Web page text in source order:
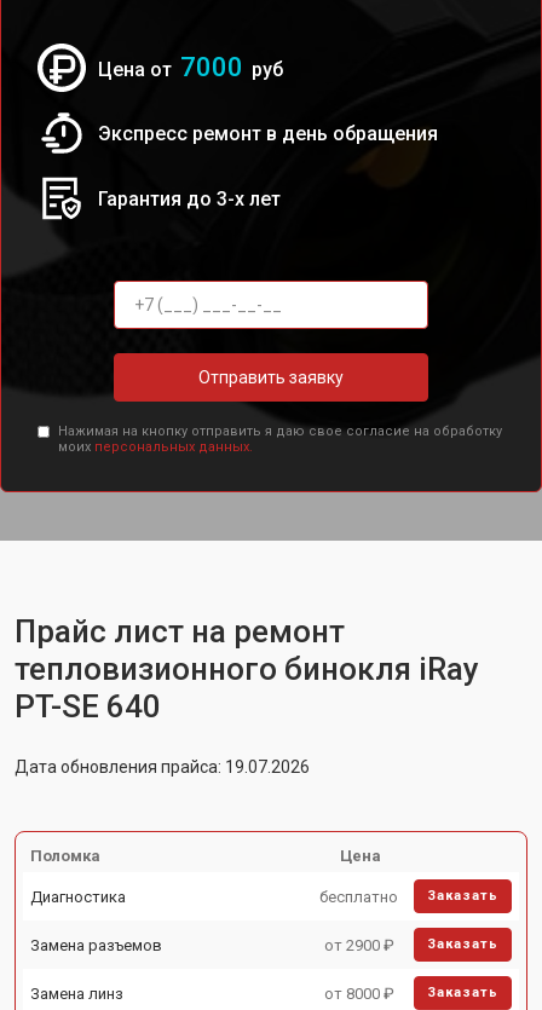
Цена от 7000 руб
Экспресс ремонт в день обращения
Гарантия до 3-х лет
Отправить заявку
Нажимая на кнопку отправить я даю свое согласие на обработку
моих персональных данных.
Прайс лист на ремонт
тепловизионного бинокля iRay
PT-SE 640
Дата обновления прайса: 19.07.2026
Поломка Цена
Диагностика бесплатно Заказать
Замена разъемов от 2900 ₽ Заказать
Замена линз от 8000 ₽ Заказать